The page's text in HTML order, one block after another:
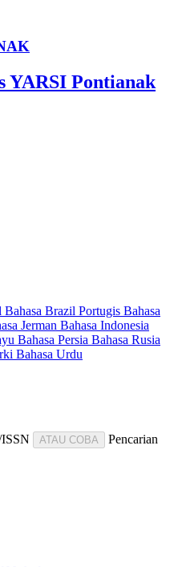
YARSI Pontianak
Bahasa Brazil Portugis Bahasa
Jerman Bahasa Indonesia
Bahasa Persia Bahasa Rusia
Bahasa Urdu
ATAU COBA
Pencarian